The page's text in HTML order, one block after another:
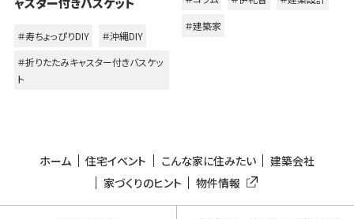
＃寿ちょっぴりDIY
＃沖縄DIY
＃折りたたみキャスター付きバスケッ
ト
＃建築家
ホーム 住宅イベント こんな家に住みたい
建築会社
家づくりのヒント
物件情報